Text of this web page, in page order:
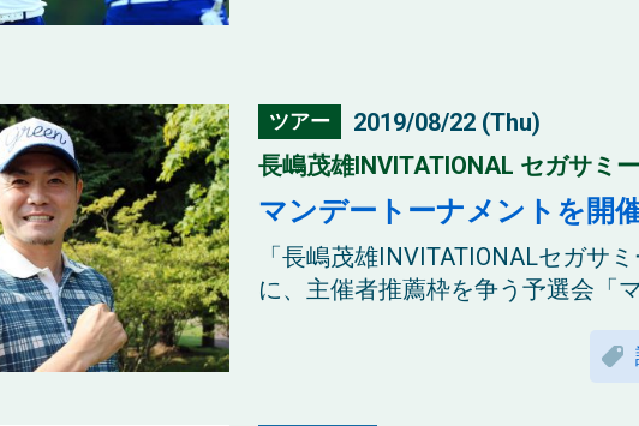
ツアー
2019/08/22 (Thu)
長嶋茂雄INVITATIONAL セガサミ
マンデートーナメントを開
「長嶋茂雄INVITATIONALセガサ
に、主催者推薦枠を争う予選会「